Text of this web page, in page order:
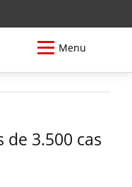
Menu
de 3.500 cas